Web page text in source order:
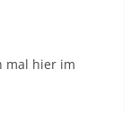
mal hier im